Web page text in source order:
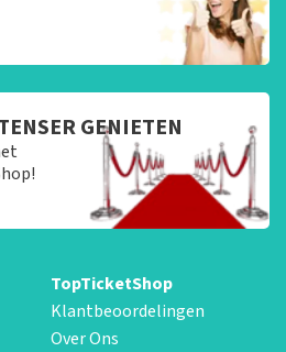
GENIETEN
TopTicketShop
Klantbeoordelingen
Over Ons